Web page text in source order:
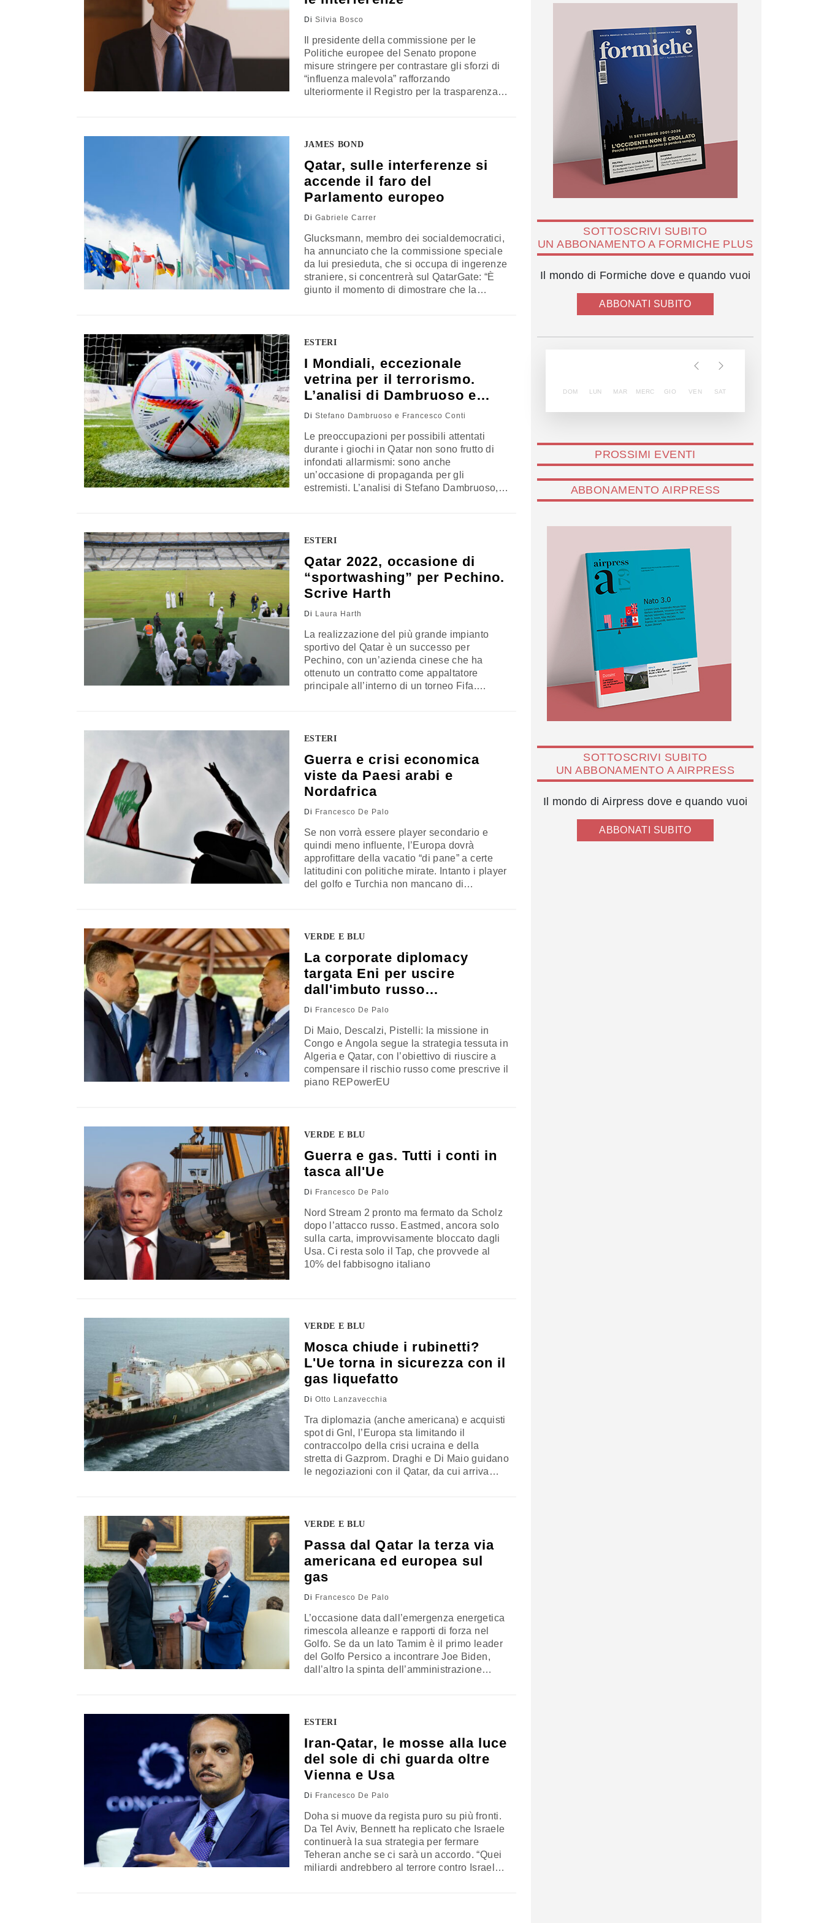
Di Silvia Bosco
Il presidente della commissione per le
Politiche europee del Senato propone
misure stringere per contrastare gli sforzi di
“influenza malevola” rafforzando
ulteriormente il Registro per la trasparenza
JAMES BOND
Qatar, sulle interferenze si
accende il faro del
Parlamento europeo
Di Gabriele Carrer
Glucksmann, membro dei socialdemocratici,
ha annunciato che la commissione speciale
da lui presieduta, che si occupa di ingerenze
straniere, si concentrerà sul QatarGate: “È
giunto il momento di dimostrare che la
ESTERI
I Mondiali, eccezionale
vetrina per il terrorismo.
L’analisi di Dambruoso e
Conti
Di Stefano Dambruoso e Francesco Conti
Le preoccupazioni per possibili attentati
durante i giochi in Qatar non sono frutto di
infondati allarmismi: sono anche
un’occasione di propaganda per gli
estremisti. L’analisi di Stefano Dambruoso,
Security and Society al King’s College
ESTERI
Qatar 2022, occasione di
“sportwashing” per Pechino.
Scrive Harth
Di Laura Harth
La realizzazione del più grande impianto
sportivo del Qatar è un successo per
Pechino, con un’azienda cinese che ha
ottenuto un contratto come appaltatore
principale all’interno di un torneo Fifa.
ESTERI
Guerra e crisi economica
viste da Paesi arabi e
Nordafrica
Di Francesco De Palo
Se non vorrà essere player secondario e
quindi meno influente, l’Europa dovrà
approfittare della vacatio “di pane” a certe
latitudini con politiche mirate. Intanto i player
del golfo e Turchia non mancano di
VERDE E BLU
La corporate diplomacy
targata Eni per uscire
dall'imbuto russo
sull'energia
Di Francesco De Palo
Di Maio, Descalzi, Pistelli: la missione in
Congo e Angola segue la strategia tessuta in
Algeria e Qatar, con l’obiettivo di riuscire a
compensare il rischio russo come prescrive il
piano REPowerEU
VERDE E BLU
Guerra e gas. Tutti i conti in
tasca all'Ue
Di Francesco De Palo
Nord Stream 2 pronto ma fermato da Scholz
dopo l’attacco russo. Eastmed, ancora solo
sulla carta, improvvisamente bloccato dagli
Usa. Ci resta solo il Tap, che provvede al
10% del fabbisogno italiano
VERDE E BLU
Mosca chiude i rubinetti?
L'Ue torna in sicurezza con il
gas liquefatto
Di Otto Lanzavecchia
Tra diplomazia (anche americana) e acquisti
spot di Gnl, l’Europa sta limitando il
contraccolpo della crisi ucraina e della
stretta di Gazprom. Draghi e Di Maio guidano
le negoziazioni con il Qatar, da cui arriva
VERDE E BLU
Passa dal Qatar la terza via
americana ed europea sul
gas
Di Francesco De Palo
L’occasione data dall’emergenza energetica
rimescola alleanze e rapporti di forza nel
Golfo. Se da un lato Tamim è il primo leader
del Golfo Persico a incontrare Joe Biden,
dall’altro la spinta dell’amministrazione
ESTERI
Iran-Qatar, le mosse alla luce
del sole di chi guarda oltre
Vienna e Usa
Di Francesco De Palo
Doha si muove da regista puro su più fronti.
Da Tel Aviv, Bennett ha replicato che Israele
continuerà la sua strategia per fermare
Teheran anche se ci sarà un accordo. “Quei
miliardi andrebbero al terrore contro Israele e
SOTTOSCRIVI SUBITO
UN ABBONAMENTO A FORMICHE PLUS
Il mondo di Formiche dove e quando vuoi
ABBONATI SUBITO
DOM LUN MAR MERC GIO VEN SAT
PROSSIMI EVENTI
ABBONAMENTO AIRPRESS
SOTTOSCRIVI SUBITO
UN ABBONAMENTO A AIRPRESS
Il mondo di Airpress dove e quando vuoi
ABBONATI SUBITO